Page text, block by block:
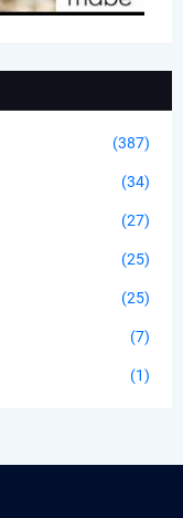
(387)
(34)
(27)
(25)
(25)
(7)
(1)